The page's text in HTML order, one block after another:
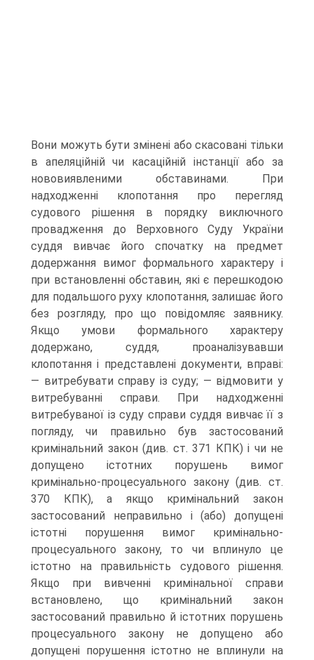
Вони можуть бути змінені або скасовані тільки
в апеляційній чи касаційній інстанції або за
нововиявленими обставинами. При
надходженні клопотання про перегляд
судового рішення в порядку виключного
провадження до Верховного Суду України
суддя вивчає його спочатку на предмет
додержання вимог формального характеру і
при встановленні обставин, які є перешкодою
для подальшого руху клопотання, залишає його
без розгляду, про що повідомляє заявнику.
Якщо умови формального характеру
додержано, суддя, проаналізувавши
клопотання і представлені документи, вправі:
— витребувати справу із суду; — відмовити у
витребуванні справи. При надходженні
витребуваної із суду справи суддя вивчає її з
погляду, чи правильно був застосований
кримінальний закон (див. ст. 371 КПК) і чи не
допущено істотних порушень вимог
кримінально-процесуального закону (див. ст.
370 КПК), а якщо кримінальний закон
застосований неправильно і (або) допущені
істотні порушення вимог кримінально-
процесуального закону, то чи вплинуло це
істотно на правильність судового рішення.
Якщо при вивченні кримінальної справи
встановлено, що кримінальний закон
застосований правильно й істотних порушень
процесуального закону не допущено або
допущені порушення істотно не вплинули на